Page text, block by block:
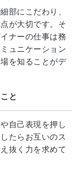
部にこだわり、
が大切です。そ
ナーの仕事は務
ュニケーション
を知ることがデ
と
自己表現を押し
たらお互いのス
抜く力を求めて